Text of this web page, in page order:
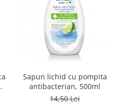
Sapun lichid cu pompita
antibacterian, 500ml
14,50 Lei